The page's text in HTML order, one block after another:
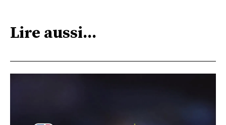
Lire aussi...